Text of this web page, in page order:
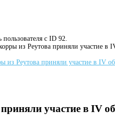
с ID 92.
из Реутова приняли участие в
участие в IV